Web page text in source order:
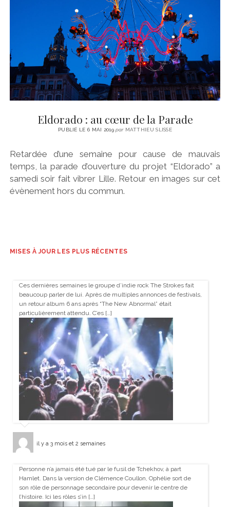
CINÉMA
LITTÉRATURE
ÉCONOMIE
SPORT
MÉDIAS
SANTÉ
instagram
emailemail-
form
Eldorado : au cœur de la Parade
PUBLIÉ LE 6 MAI 2019parMATTHIEU SLISSE
Retardée d’une semaine pour cause de mauvais
temps, la parade d’ouverture du projet “Eldorado” a
samedi soir fait vibrer Lille. Retour en images sur cet
évènement hors du commun.
MISES À JOUR LES PLUS RÉCENTES
Ces dernières semaines le groupe d’indie rock The Strokes fait
beaucoup parler de lui. Après de multiples annonces de festivals,
un retour album 6 ans après “The New Abnormal” était
particulièrement attendu. C’es […]
il y a 3 mois et 2 semaines
Personne n’a jamais été tué par le fusil de Tchekhov, à part
Hamlet. Dans la version de Clémence Coullon, Ophélie sort de
son rôle de personnage secondaire pour devenir le centre de
l’histoire. Ici les rôles s’in […]